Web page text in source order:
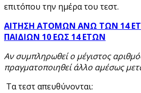
επιτόπου την ημέρα του τεστ.
ΑΙΤΗΣΗ ΑΤΟΜΩΝ ΑΝΩ ΤΩΝ 14
ΠΑΙΔΙΩΝ 10 ΕΩΣ 14 ΕΤΩΝ
Αν συμπληρωθεί ο μέγιστος
πραγματοποιηθεί άλλο αμέσως
Τα τεστ απευθύνονται: